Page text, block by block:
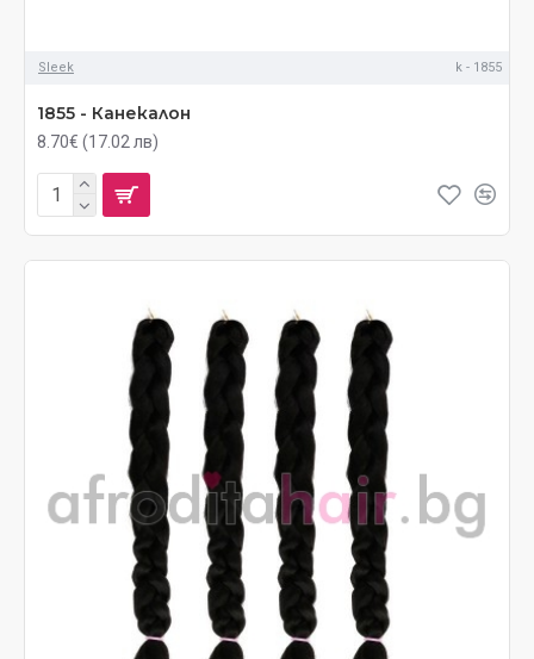
Sleek k - 1855
1855 - Канекалон
8.70€ (17.02 лв)